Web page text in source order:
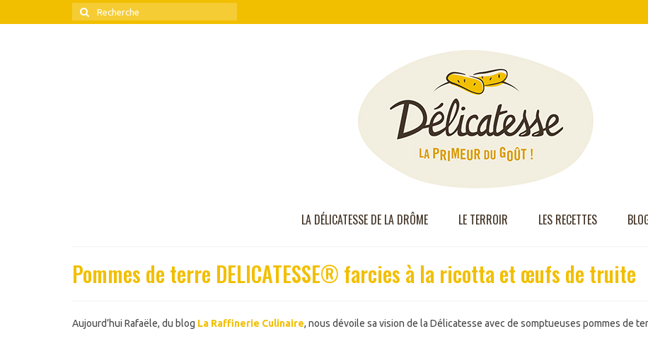
Rechercher
:
LA DÉLICATESSE DE LA DRÔME LE TERROIR LES RECETTES
Pommes de terre DELICATESSE® farcies à la ricotta et œufs de truite
Aujourd’hui Rafaële, du blog La Raffinerie Culinaire, nous dévoile sa vision de la Délicatesse avec de somptueuses pommes de